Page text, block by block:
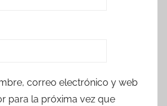
correo electrónico y web
para la próxima vez que